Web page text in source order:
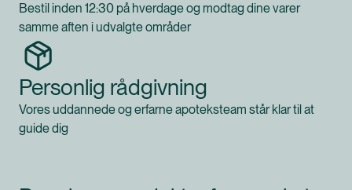
Bestil inden 12:30 på hverdage og modtag dine varer
samme aften i udvalgte områder
Personlig rådgivning
Vores uddannede og erfarne apoteksteam står klar til at
guide dig